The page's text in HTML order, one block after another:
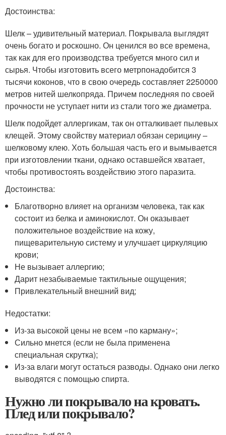
Достоинства:
Шелк – удивительный материал. Покрывала выглядят
очень богато и роскошно. Он ценился во все времена,
так как для его производства требуется много сил и
сырья. Чтобы изготовить всего метрпонадобится 3
тысячи коконов, что в свою очередь составляет 2250000
метров нитей шелкопряда. Причем последняя по своей
прочности не уступает нити из стали того же диаметра.
Шелк подойдет аллергикам, так он отталкивает пылевых
клещей. Этому свойству материал обязан серицину –
шелковому клею. Хоть большая часть его и вымывается
при изготовлении ткани, однако оставшейся хватает,
чтобы противостоять воздействию этого паразита.
Достоинства:
Благотворно влияет на организм человека, так как
состоит из белка и аминокислот. Он оказывает
положительное воздействие на кожу,
пищеварительную систему и улучшает циркуляцию
крови;
Не вызывает аллергию;
Дарит незабываемые тактильные ощущения;
Привлекательный внешний вид;
Недостатки:
Из-за высокой цены не всем «по карману»;
Сильно мнется (если не была применена
специальная скрутка);
Из-за влаги могут остаться разводы. Однако они легко
выводятся с помощью спирта.
Нужно ли покрывало на кровать.
Плед или покрывало?